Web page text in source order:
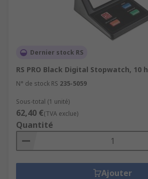
Dernier stock RS
RS PRO Black Digital Stopwatch, 10 h
N° de stock RS 235-5059
Sous-total (1 unité)
62,40 €(TVA exclue)
Quantité
Ajouter